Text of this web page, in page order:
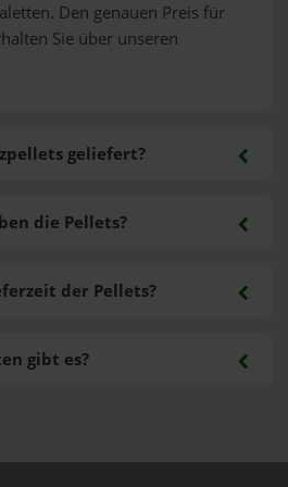
Den genauen Preis für
Sie über unseren
geliefert?
gibt es?
die Pellets?
der Pellets?